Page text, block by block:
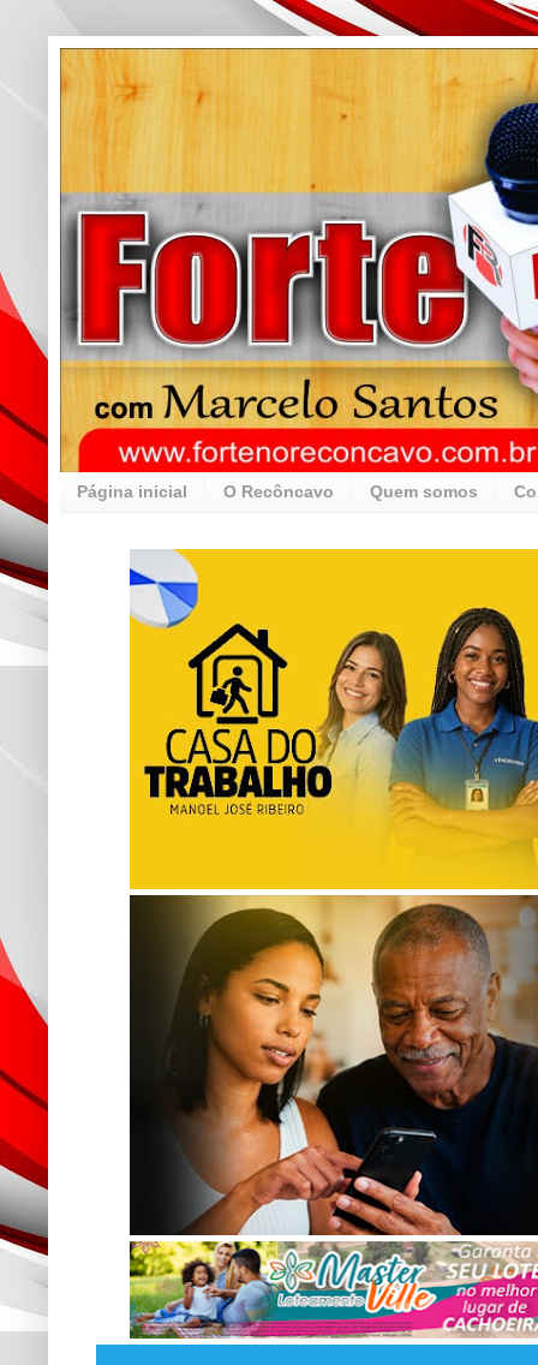
Página inicial O Recôncavo Quem somos